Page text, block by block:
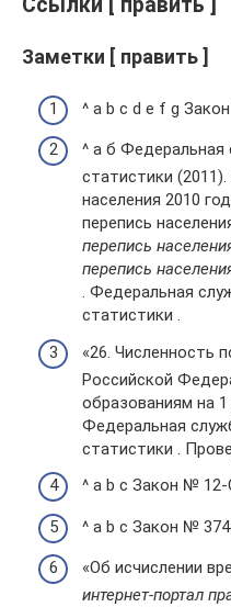
Ссылки [ править ]
Заметки [ править ]
^ a b c d e f g
^ а б Федеральная
статистики
населения 2010
перепись
перепись
перепись
. Федеральная
статистики .
«26. Численность
Российской
образованиям на 1
Федеральная
статистики .
^ a b c Закон № 12-
^ a b c Закон №
«Об исчислении
интернет-портал